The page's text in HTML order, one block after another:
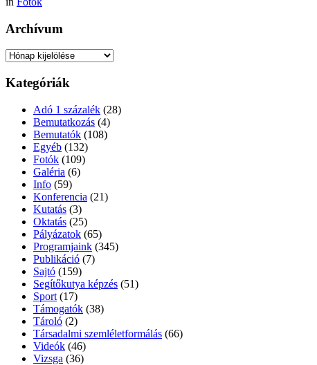
Archívum
Archívum
Kategóriák
Adó 1 százalék (28)
Bemutatkozás (4)
Bemutatók (108)
Egyéb (132)
Fotók (109)
Galéria (6)
Info (59)
Konferencia (21)
Kutatás (3)
Oktatás (25)
Pályázatok (65)
Programjaink (345)
Publikáció (7)
Sajtó (159)
Segítőkutya képzés (51)
Sport (17)
Támogatók (38)
Tároló (2)
Társadalmi szemléletformálás (66)
Videók (46)
Vizsga (36)